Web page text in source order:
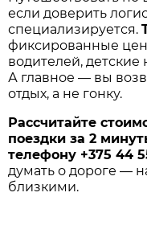
если доверить
специализируется.
фиксированные
водителей,
А главное — вы
отдых, а не гонку.
Рассчитайте
поездки за 2
телефону +375 44
думать о дороге —
близкими.